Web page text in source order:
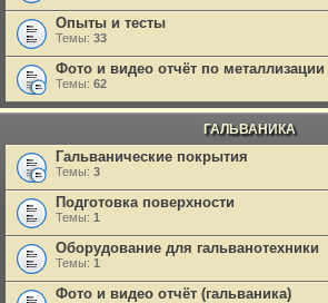
Опыты и тесты
Темы: 33
Фото и видео отчёт по металлизации
Темы: 62
ГАЛЬВАНИКА
Гальванические покрытия
Темы: 3
Подготовка поверхности
Темы: 1
Оборудование для гальванотехники
Темы: 1
Фото и видео отчёт (гальваника)